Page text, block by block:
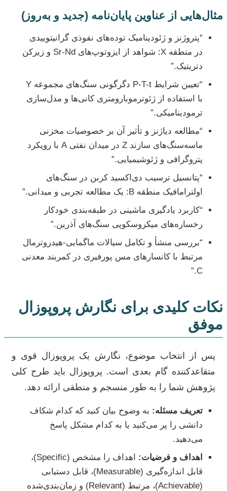
مثال‌هایی از عناوین پایان‌نامه (جدید و به‌روز)
“پتروژنز و ژئودینامیک توده‌های نفوذی گرانیتوییدی
در منطقه X: شواهد از ایزوتوپ‌های Sr-Nd و زیرکن
دتریتیک.”
“تعیین شرایط P-T-t دگرگونی سنگ‌های مجموعه Y
با استفاده از ژئوترموبارومتری کانی‌ها و مدل‌سازی
ترمودینامیکی.”
“مطالعه دیاژنز و تأثیر آن بر خصوصیات مخزنی
ماسه‌سنگ‌های سازند Z در میدان نفتی A با رویکرد
پتروگرافی و ژئوشیمیایی.”
“پتانسیل ترسیب دی‌اکسید کربن در سنگ‌های
اولترامافیک منطقه B: یک مطالعه تجربی و میدانی.”
“کاربرد یادگیری ماشینی در طبقه‌بندی خودکار
رخساره‌های میکروسکوپی سنگ‌های آذرین.”
“بررسی منشأ و تکامل سیالات ماگمایی-هیدروترمال
مرتبط با کانسارهای مس پورفیری در کمربند معدنی
C.”
نکات کلیدی برای نگارش پروپوزال
موفق
پس از انتخاب موضوع، نگارش یک پروپوزال قوی و
متقاعدکننده گام بعدی است. پروپوزال باید طرح کلی
پژوهش شما را به طور منسجم و منطقی ارائه دهد.
تعریف مسئله: به وضوح بیان کنید که کدام شکاف
دانشی را پر می‌کنید یا به کدام مشکل پاسخ
می‌دهید.
اهداف و فرضیات:
اهداف را مشخص (Specific)،
قابل اندازه‌گیری (Measurable)، قابل دستیابی
(Achievable)، مرتبط (Relevant) و زمان‌بندی‌شده